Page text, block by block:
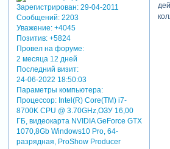
Зарегистрирован: 29-04-2011
Сообщений:2203
Уважение: +4045
Позитив: +5824
Провел на форуме:
2 месяца 12 дней
Последний визит:
24-06-2022 18:50:03
Параметры компьютера:
Процессор: Intel(R) Core(TM) i7-
8700K CPU @ 3.70GHz,ОЗУ 16,00
ГБ, видеокарта NVIDIA GeForce GTX
1070,8Gb Windows10 Pro, 64-
разрядная, ProShow Producer